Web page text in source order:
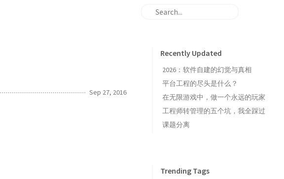
Sep 27, 2016
Recently Updated
2026：软件自建的幻觉与真相
平台工程的尽头是什么？
在无限游戏中，做一个永远的玩家
工程师转管理的五个坑，我全踩过
课题分离
Trending Tags